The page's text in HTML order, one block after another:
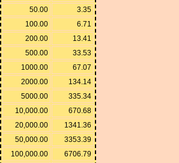
50.00
3.35
100.00
6.71
200.00
13.41
500.00
33.53
1000.00
67.07
2000.00
134.14
5000.00
335.34
10,000.00
670.68
20,000.00
1341.36
50,000.00
3353.39
100,000.00
6706.79